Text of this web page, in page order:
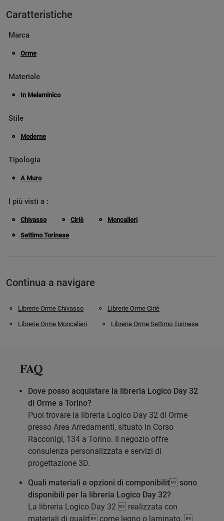
Caratteristiche
Marca
Orme
Materiale
In Melaminico
Stile
Moderne
Tipologia
A Muro
I più visti a :
Chivasso Ciriè Moncalieri
Settimo Torinese
Continua a navigare
Librerie Orme Chivasso Librerie Orme Ciriè
Librerie Orme Moncalieri Librerie Orme Settimo Torinese
FAQ
Dove posso acquistare la libreria Logico Day 32
di Orme a Torino?
Puoi trovare la libreria Logico Day 32 di Orme
presso Area Arredamenti, situato in Corso
Racconigi, 134 a Torino. Il negozio offre
consulenza personalizzata e servizi di
progettazione 3D.
Quali materiali e opzioni di componibilit sono
disponibili per la libreria Logico Day 32?
La libreria Logico Day 32  realizzata con
materiali di qualit come legno o laminato. 